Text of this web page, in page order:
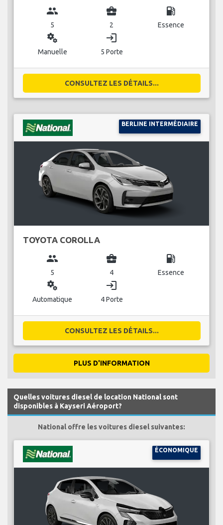
group
5
business_center
2
local_gas_station
Essence
miscellaneous_services
Manuelle
login
5 Porte
CONSULTEZ LES DÉTAILS...
BERLINE INTERMÉDIAIRE
TOYOTA COROLLA
group
5
business_center
4
local_gas_station
Essence
miscellaneous_services
Automatique
login
4 Porte
CONSULTEZ LES DÉTAILS...
PLUS D'INFORMATION
Quelles voitures diesel de location National sont
disponibles à Kayseri Aéroport?
National offre les voitures diesel suivantes:
ÉCONOMIQUE